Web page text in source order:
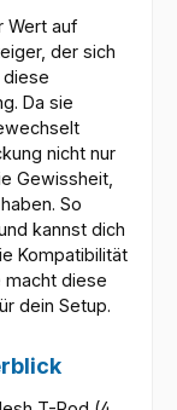
Wert auf
der sich
diese
Da sie
nicht nur
Gewissheit,
So
kannst dich
Kompatibilität
macht diese
dein Setup.